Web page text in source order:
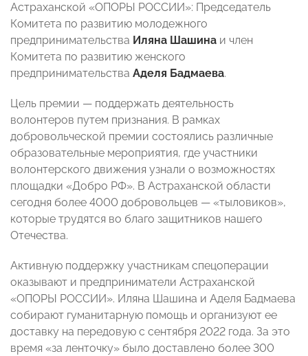
Астраханской «ОПОРЫ РОССИИ»: Председатель
Комитета по развитию молодежного
предпринимательства Иляна Шашина и член
Комитета по развитию женского
предпринимательства Аделя Бадмаева.
Цель премии — поддержать деятельность
волонтеров путем признания. В рамках
добровольческой премии состоялись различные
образовательные мероприятия, где участники
волонтерского движения узнали о возможностях
площадки «Добро РФ». В Астраханской области
сегодня более 4000 добровольцев — «тыловиков»,
которые трудятся во благо защитников нашего
Отечества.
Активную поддержку участникам спецоперации
оказывают и предприниматели Астраханской
«ОПОРЫ РОССИИ». Иляна Шашина и Аделя Бадмаева
собирают гуманитарную помощь и организуют ее
доставку на передовую с сентября 2022 года. За это
время «за ленточку» было доставлено более 300